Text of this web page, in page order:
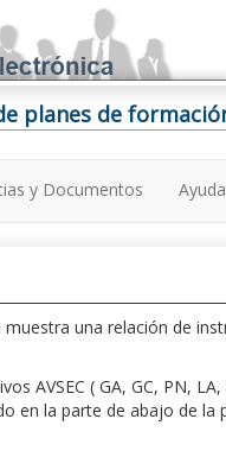
planes de
y Documentos Ayuda
una relación de
AVSEC ( GA, GC, PN,
la parte de abajo de la